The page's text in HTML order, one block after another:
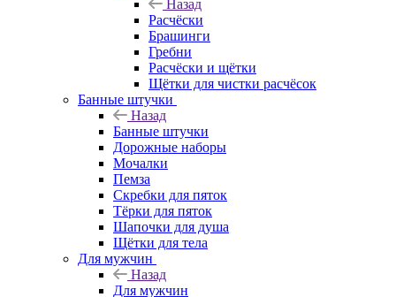
Назад
Расчёски
Брашинги
Гребни
Расчёски и щётки
Щётки для чистки расчёсок
Банные штучки
Назад
Банные штучки
Дорожные наборы
Мочалки
Пемза
Скребки для пяток
Тёрки для пяток
Шапочки для душа
Щётки для тела
Для мужчин
Назад
Для мужчин